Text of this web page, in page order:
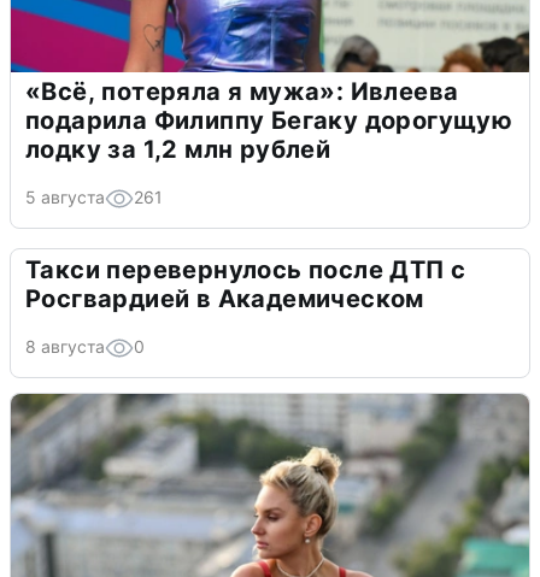
«Всё, потеряла я мужа»: Ивлеева
подарила Филиппу Бегаку дорогущую
лодку за 1,2 млн рублей
5 августа 261
Такси перевернулось после ДТП с
Росгвардией в Академическом
8 августа 0